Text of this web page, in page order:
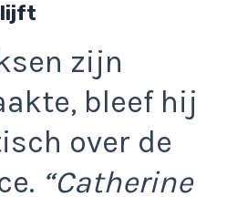
zijn
bleef hij
over de
“Catherine